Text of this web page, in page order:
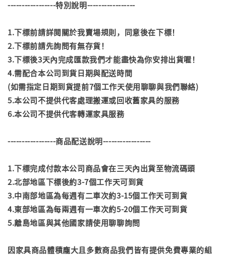
-----------------特別說明-----------------
1.下標前請詳閱關於我賣場規則，同意後在下標！
2.下標前請先詢問有無存貨！
3.下標後3天內完成匯款我們才能盡快為你安排出貨喔！
4.需配合本公司到貨日期與配送時間
(如需指定日期到貨提前7個工作天使用聊聊與我們聯絡)
5.本公司不提供代客處理搬運或回收舊家具的服務
6.本公司不提供代客轉運家具服務
-----------------商品配送說明-----------------
1.下標完成付款本公司商品會在三天內出貨至物流碼頭
2.北部地區下標後約3-7個工作天可到貨
3.中南部地區為每週有二車次約3-15個工作天可到貨
4.東部地區為每兩週有一車次約5-20個工作天可到貨
5.離島地區與其他國家請使用聊聊詢問
因家具商品體積龐大且多數商品我們皆有提供免費專業的組